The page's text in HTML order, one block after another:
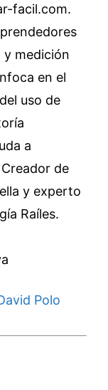
facil.com.
y medición
en el
uso de
a
de
y experto
Raíles.
Polo